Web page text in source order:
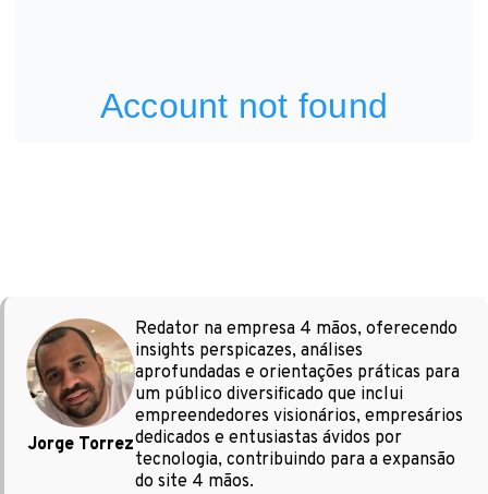
Jorge Torrez
Redator na empresa 4 mãos, oferecendo
insights perspicazes, análises
aprofundadas e orientações práticas para
um público diversificado que inclui
empreendedores visionários, empresários
dedicados e entusiastas ávidos por
tecnologia, contribuindo para a expansão
do site 4 mãos.